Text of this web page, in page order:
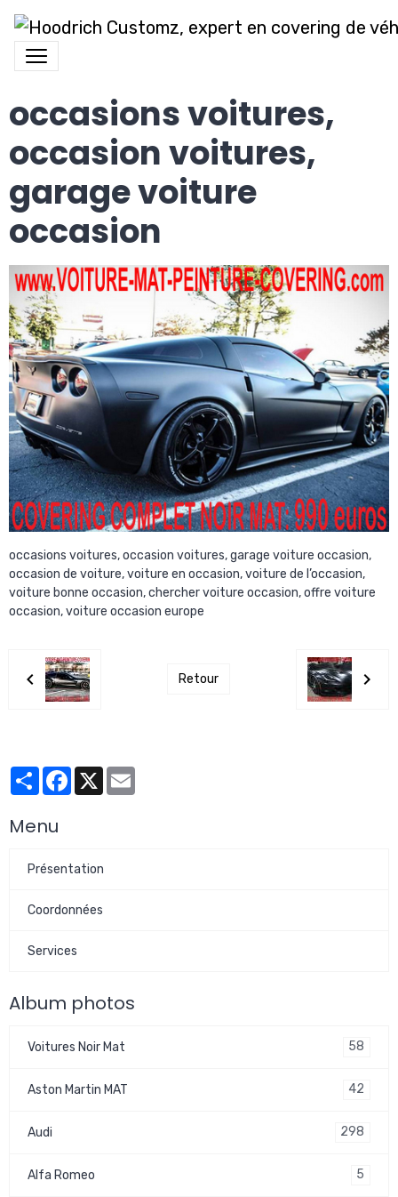
occasions voitures,
occasion voitures,
garage voiture
occasion
occasions voitures, occasion voitures, garage voiture occasion,
occasion de voiture, voiture en occasion, voiture de l’occasion,
voiture bonne occasion, chercher voiture occasion, offre voiture
occasion, voiture occasion europe
Retour
PartagerFacebook
X
Menu
Présentation
Coordonnées
Services
Album photos
Voitures Noir Mat 58
Aston Martin MAT 42
Audi 298
Alfa Romeo 5